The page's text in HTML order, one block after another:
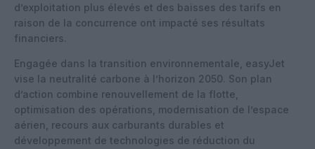
d’exploitation plus élevés et des baisses des tarifs en
raison de la concurrence ont impacté ses résultats
financiers.
Engagée dans la transition environnementale, easyJet
vise la neutralité carbone à l’horizon 2050. Son plan
d’action combine renouvellement de la flotte,
optimisation des opérations, modernisation de l’espace
aérien, recours aux carburants durables et
développement de technologies de réduction du